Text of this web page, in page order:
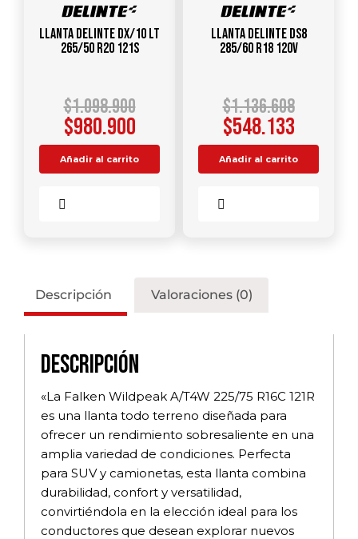
Llanta DELINTE DX/10 LT
265/50 R20 121S
$1.098.900
$980.900
Añadir al carrito
Llanta DELINTE DS8
285/60 R18 120V
$1.136.608
$548.133
Añadir al carrito
Descripción Valoraciones (0)
Descripción
«La Falken Wildpeak A/T4W 225/75 R16C 121R
es una llanta todo terreno diseñada para
ofrecer un rendimiento sobresaliente en una
amplia variedad de condiciones. Perfecta
para SUV y camionetas, esta llanta combina
durabilidad, confort y versatilidad,
convirtiéndola en la elección ideal para los
conductores que desean explorar nuevos